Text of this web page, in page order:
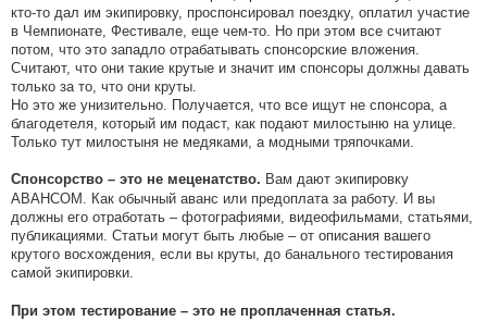
кто-то дал им экипировку, проспонсировал поездку, оплатил участие
в Чемпионате, Фестивале, еще чем-то. Но при этом все считают
потом, что это западло отрабатывать спонсорские вложения.
Считают, что они такие крутые и значит им спонсоры должны давать
только за то, что они круты.
Но это же унизительно. Получается, что все ищут не спонсора, а
благодетеля, который им подаст, как подают милостыню на улице.
Только тут милостыня не медяками, а модными тряпочками.
Спонсорство – это не меценатство. Вам дают экипировку
АВАНСОМ. Как обычный аванс или предоплата за работу. И вы
должны его отработать – фотографиями, видеофильмами, статьями,
публикациями. Статьи могут быть любые – от описания вашего
крутого восхождения, если вы круты, до банального тестирования
самой экипировки.
При этом тестирование – это не проплаченная статья.